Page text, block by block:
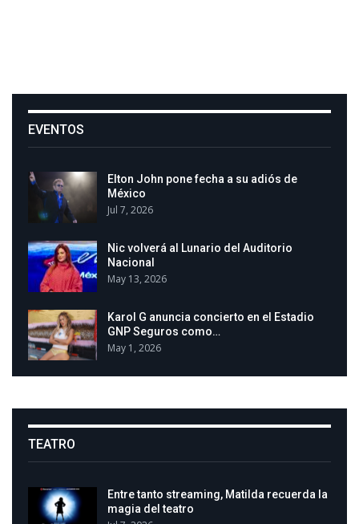
EVENTOS
Elton John pone fecha a su adiós de
México
Jul 7, 2026
Nic volverá al Lunario del Auditorio
Nacional
May 13, 2026
Karol G anuncia concierto en el Estadio
GNP Seguros como…
May 1, 2026
TEATRO
Entre tanto streaming, Matilda recuerda la
magia del teatro